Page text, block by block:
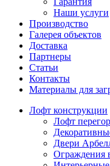
Наши услуги
Производство
Галерея объектов
Доставка
Партнеры
Статьи
Контакты
Материалы для
Лофт конструкции
Лофт
Двери
Ограждения